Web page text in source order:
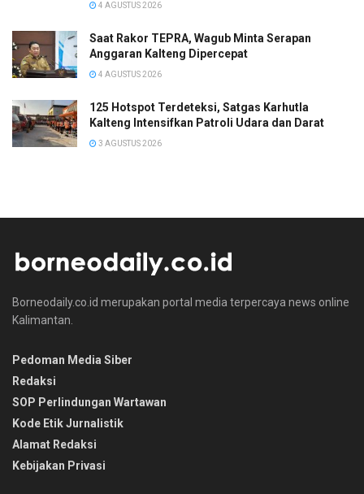
4 AGUSTUS 2026
Saat Rakor TEPRA, Wagub Minta Serapan
Anggaran Kalteng Dipercepat
4 AGUSTUS 2026
125 Hotspot Terdeteksi, Satgas Karhutla
Kalteng Intensifkan Patroli Udara dan Darat
3 AGUSTUS 2026
Borneodaily.co.id merupakan portal media terpercaya news online
Kalimantan.
Pedoman Media Siber
Redaksi
SOP Perlindungan Wartawan
Kode Etik Jurnalistik
Alamat Redaksi
Kebijakan Privasi